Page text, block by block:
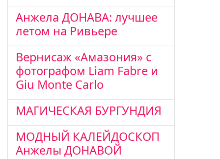
Анжела ДОНАВА: лучшее
летом на Ривьере
Вернисаж «Амазония» с
фотографом Liam Fabre и
Giu Monte Carlo
МАГИЧЕСКАЯ БУРГУНДИЯ
МОДНЫЙ КАЛЕЙДОСКОП
Анжелы ДОНАВОЙ